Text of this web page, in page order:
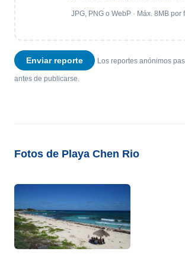
JPG, PNG o WebP · Máx. 8MB por
Enviar reporte Los reportes anónimos
antes de publicarse.
Fotos de Playa Chen Rio